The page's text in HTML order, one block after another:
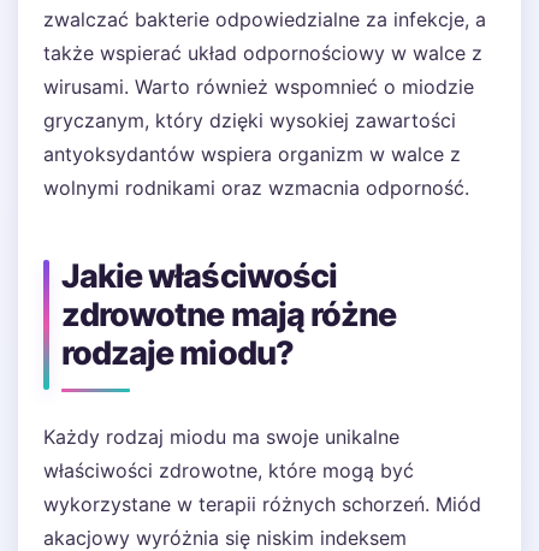
zwalczać bakterie odpowiedzialne za infekcje, a
także wspierać układ odpornościowy w walce z
wirusami. Warto również wspomnieć o miodzie
gryczanym, który dzięki wysokiej zawartości
antyoksydantów wspiera organizm w walce z
wolnymi rodnikami oraz wzmacnia odporność.
Jakie właściwości
zdrowotne mają różne
rodzaje miodu?
Każdy rodzaj miodu ma swoje unikalne
właściwości zdrowotne, które mogą być
wykorzystane w terapii różnych schorzeń. Miód
akacjowy wyróżnia się niskim indeksem